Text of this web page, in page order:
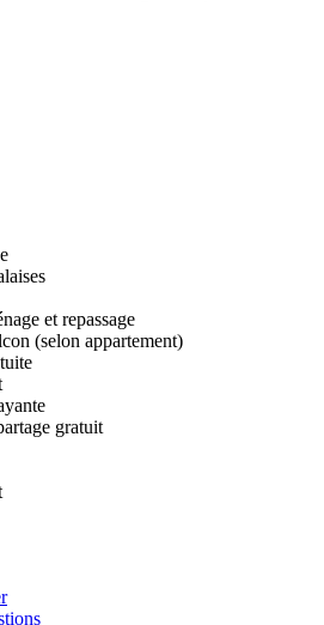
et repassage
(selon appartement)
gratuit